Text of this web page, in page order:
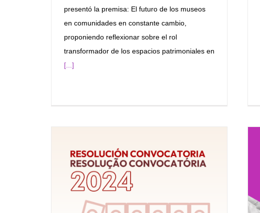
presentó la premisa: El futuro de los museos
en comunidades en constante cambio,
proponiendo reflexionar sobre el rol
transformador de los espacios patrimoniales en
[...]